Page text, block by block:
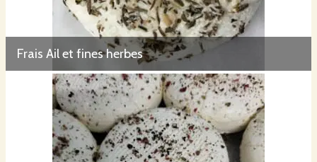
Frais Ail et fines herbes